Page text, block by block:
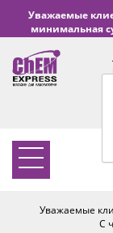
Уважаемые
минимальная
Уважаемые
С